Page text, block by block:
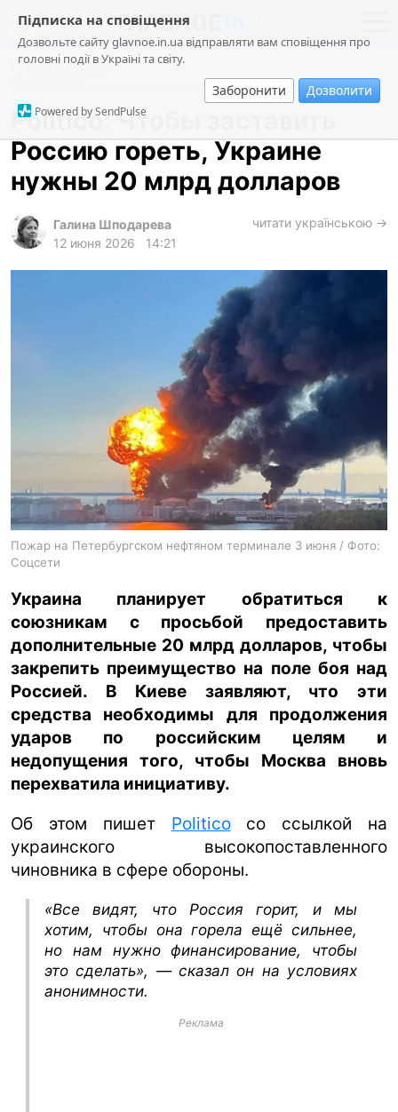
Підписка на сповіщення
Дозвольте сайту glavnoe.in.ua відправляти вам сповіщення про
головні події в Україні та світу.
Заборонити Дозволити
Powered by SendPulse
новости
о проекте
общество
происшествия
криминал
лонгриды
харьков
архив
gambling
en
Общество
Politico: Чтобы заставить
Россию гореть, Украине
нужны 20 млрд долларов
Галина Шподарева
12 июня 2026
14:21
читати українською →
Пожар на Петербургском нефтяном терминале 3 июня / Фото:
Соцсети
Украина планирует обратиться к
союзникам с просьбой предоставить
дополнительные 20 млрд долларов, чтобы
закрепить преимущество на поле боя над
Россией. В Киеве заявляют, что эти
средства необходимы для продолжения
ударов по российским целям и
недопущения того, чтобы Москва вновь
перехватила инициативу.
Об этом пишет Politicoсо ссылкой на
украинского высокопоставленного
чиновника в сфере обороны.
«Все видят, что Россия горит, и мы
хотим, чтобы она горела ещё сильнее,
но нам нужно финансирование, чтобы
это сделать», — сказал он на условиях
анонимности.
Реклама